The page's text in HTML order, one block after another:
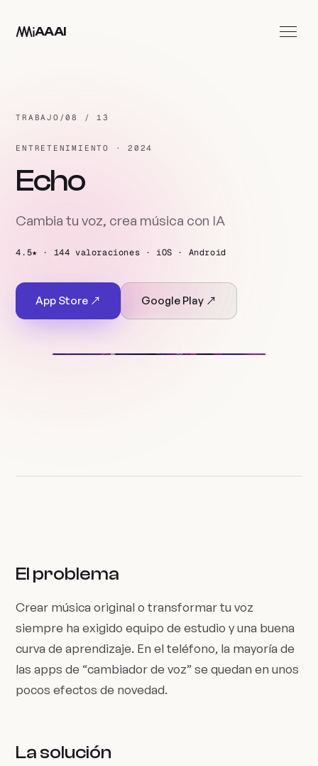
AAAI
TRABAJO /08 / 13
ENTRETENIMIENTO · 2024
Echo
Cambia tu voz, crea música con IA
4.5★ · 144 valoraciones · iOS · Android
App Store ↗ Google Play ↗
El problema
Crear música original o transformar tu voz
siempre ha exigido equipo de estudio y una buena
curva de aprendizaje. En el teléfono, la mayoría de
las apps de “cambiador de voz” se quedan en unos
pocos efectos de novedad.
La solución